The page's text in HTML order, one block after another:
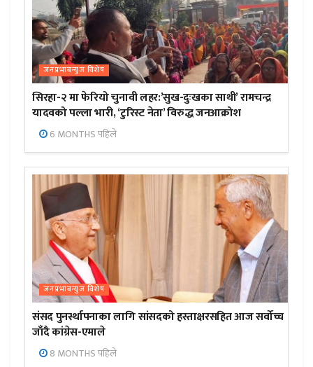
जनप्रभाबन्युज विशेष
सिरहा-२ मा फेरियो चुनावी लहर:’सुख-दुःखका साथी’ रामचन्द्र
यादवको पल्ला भारी, ‘टुरिस्ट नेता’ विरुद्ध जनआक्रोश
6 MONTHS पहिले
जनप्रभाबन्युज विशेष
संसद पुनर्स्थापनाका लागि सांसदको हस्ताक्षरसहित आज सर्वोच्च
जाँदै कांग्रेस-एमाले
8 MONTHS पहिले